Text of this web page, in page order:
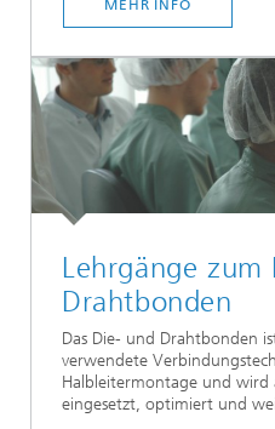
MEHR INFO
Lehrgänge zum
Drahtbonden
Das Die- und Drahtbonden
verwendete
Halbleitermontage und wird
eingesetzt, optimiert und